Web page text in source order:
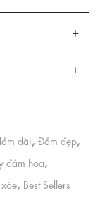
dài, Đầm đẹp,
đầm hoa,
, Best Sellers